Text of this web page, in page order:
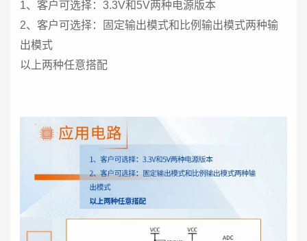
1、客户可选择：3.3V和5V两种电源版本
2、客户可选择：固定输出模式和比例输出模式两种输
出模式
以上两种任意搭配